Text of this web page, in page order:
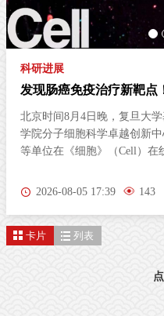
科研进展
发现肠癌免疫治疗新靶点
杂志
北京时间8月4日晚，复旦大
学院分子细胞科学卓越创新
等单位在《细胞》（Cell）在
向外周5-HT2AR增强结直肠
5-HT2AR，能够开启肠道神
升结直肠癌的治疗效果。该
2026-08-05 17:39 143
卡片 列表